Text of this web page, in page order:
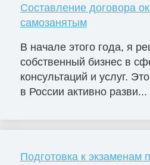
Составление договора
самозанятым
В начале этого года, я
собственный бизнес в
консультаций и услуг.
в России активно разви...
Подготовка к экзаменам